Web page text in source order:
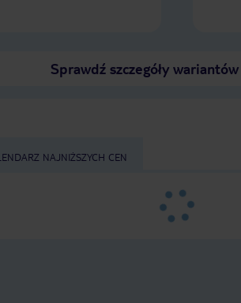
Sprawdź szczegóły
NAJNIŻSZYCH CEN